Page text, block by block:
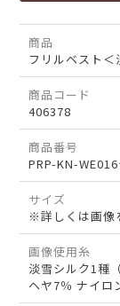
商品
フリルベスト＜
商品コード
406378
商品番号
PRP-KN-
サイズ
※詳しくは画像
画像使用糸
淡雪シルク1種
ヘヤ7％ ナイロ